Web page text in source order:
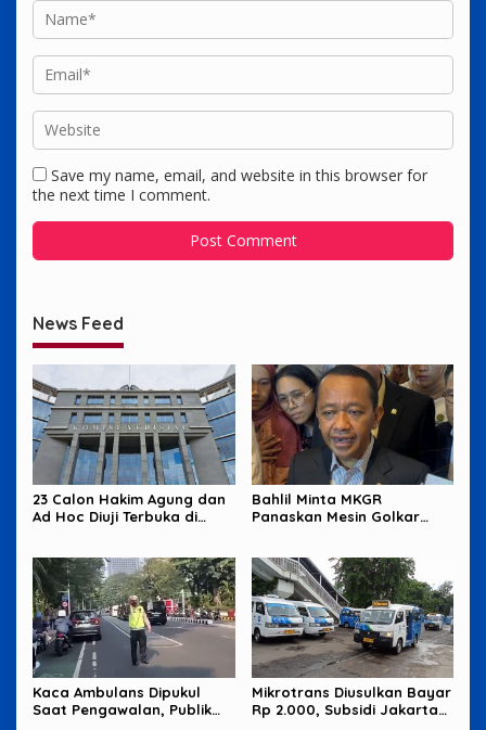
Save my name, email, and website in this browser for
the next time I comment.
News Feed
23 Calon Hakim Agung dan
Ad Hoc Diuji Terbuka di
Bahlil Minta MKGR
Panaskan Mesin Golkar
Kaca Ambulans Dipukul
Saat Pengawalan, Publik
Mikrotrans Diusulkan Bayar
Rp 2.000, Subsidi Jakarta